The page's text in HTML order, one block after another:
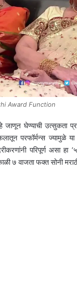
Award Function
जाणून घेण्याची उत्सुकता
परफॉर्मन्स ज्यामुळे
परिपूर्ण असा हा
७ वाजता फक्त सोनी